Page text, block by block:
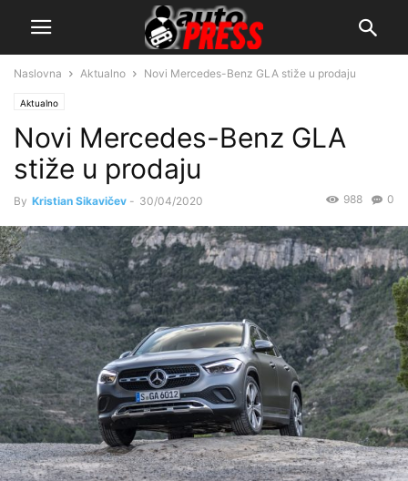
Naslovna Aktualno Novi Mercedes-Benz GLA stiže u prodaju
Aktualno
Novi Mercedes-Benz GLA
stiže u prodaju
By Kristian Sikavičev - 30/04/2020 0
988